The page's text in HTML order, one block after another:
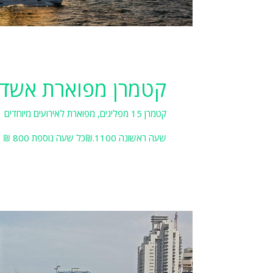
קטמרן מפוארת
קטמרן 15 מפליגים, מפוארת לאירועים מיוחדים
שעה ראשונה 1100.₪כל שעה נוספת 800 ₪